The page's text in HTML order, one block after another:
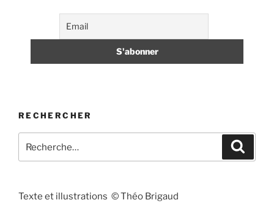
RECHERCHER
pour
Texte et illustrations © Théo Brigaud